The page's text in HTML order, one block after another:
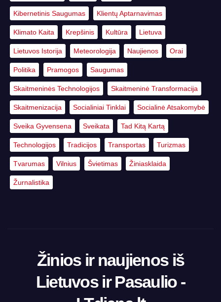
Kibernetinis Saugumas Klientų Aptarnavimas
Klimato Kaita Krepšinis Kultūra Lietuva
Lietuvos Istorija Meteorologija Naujienos Orai
Politika Pramogos Saugumas
Skaitmeninės Technologijos Skaitmeninė Transformacija
Skaitmenizacija Socialiniai Tinklai Socialinė Atsakomybė
Sveika Gyvensena Sveikata Tad Kitą Kartą
Technologijos Tradicijos Transportas Turizmas
Tvarumas Vilnius Švietimas Žiniasklaida
Žurnalistika
Žinios ir naujienos iš
Lietuvos ir Pasaulio -